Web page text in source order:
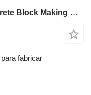
Conmach BlockKing-25MS Concrete Block Making Machine -10.000 units/shift
fabricar